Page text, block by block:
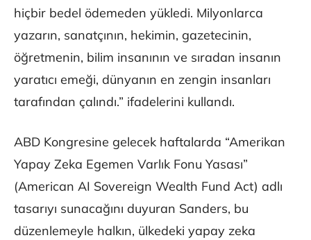
hiçbir bedel ödemeden yükledi. Milyonlarca
yazarın, sanatçının, hekimin, gazetecinin,
öğretmenin, bilim insanının ve sıradan insanın
yaratıcı emeği, dünyanın en zengin insanları
tarafından çalındı.” ifadelerini kullandı.
ABD Kongresine gelecek haftalarda “Amerikan
Yapay Zeka Egemen Varlık Fonu Yasası”
(American AI Sovereign Wealth Fund Act) adlı
tasarıyı sunacağını duyuran Sanders, bu
düzenlemeyle halkın, ülkedeki yapay zeka